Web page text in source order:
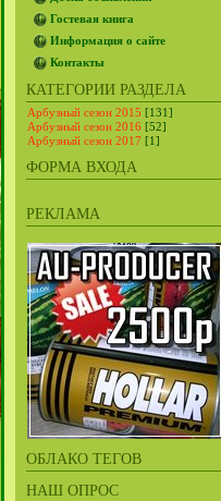
Гостевая книга
Информация о сайте
Контакты
КАТЕГОРИИ РАЗДЕЛА
Арбузный сезон 2015 [131]
Арбузный сезон 2016 [52]
Арбузный сезон 2017 [1]
ФОРМА ВХОДА
РЕКЛАМА
ОБЛАКО ТЕГОВ
НАШ ОПРОС